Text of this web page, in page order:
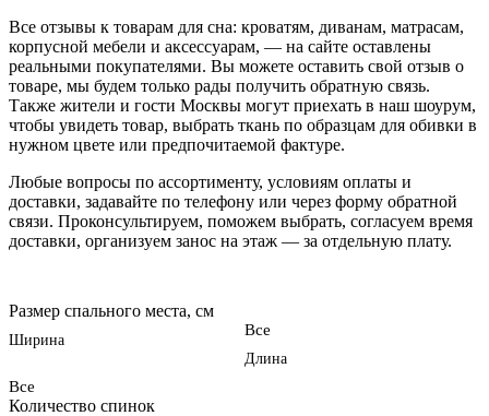
Все отзывы к товарам для сна: кроватям, диванам, матрасам,
корпусной мебели и аксессуарам, — на сайте оставлены
реальными покупателями. Вы можете оставить свой отзыв о
товаре, мы будем только рады получить обратную связь.
Также жители и гости Москвы могут приехать в наш шоурум,
чтобы увидеть товар, выбрать ткань по образцам для обивки в
нужном цвете или предпочитаемой фактуре.
Любые вопросы по ассортименту, условиям оплаты и
доставки, задавайте по телефону или через форму обратной
связи. Проконсультируем, поможем выбрать, согласуем время
доставки, организуем занос на этаж — за отдельную плату.
Размер спального места, см
Ширина
Все
Длина
Все
Количество спинок